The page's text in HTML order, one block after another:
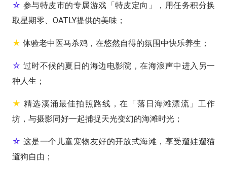
☆ 参与特皮市的专属游戏「特皮定向」，用任务积分换
取星期零、OATLY提供的美味；
★ 体验老中医马杀鸡，在悠然自得的氛围中快乐养生；
☆ 过时不候的夏日的海边电影院，在海浪声中进入另一
种人生；
★ 精选溪涌最佳拍照路线，在「落日海滩漂流」工作
坊，与摄影同好一起捕捉天光变幻的海滩时光；
☆ 这是一个儿童宠物友好的开放式海滩，享受遛娃遛猫
遛狗自由；